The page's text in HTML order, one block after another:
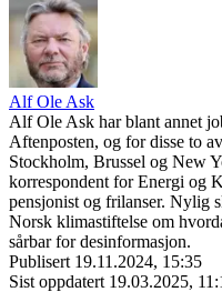
Alf Ole Ask
Alf Ole Ask har blant annet
Aftenposten, og for disse to
Stockholm, Brussel og New
korrespondent for Energi og
pensjonist og frilanser. Nylig
Norsk klimastiftelse om
sårbar for desinformasjon.
Publisert 19.11.2024, 15:35
Sist oppdatert 19.03.2025,